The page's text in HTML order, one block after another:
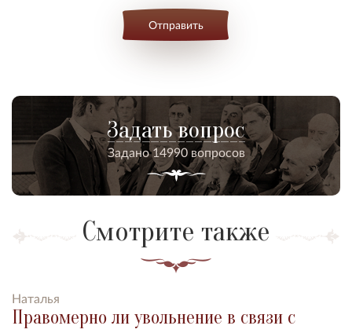
Отправить
Задать вопрос
Задано 14990 вопросов
Смотрите также
Наталья
Правомерно ли увольнение в связи с